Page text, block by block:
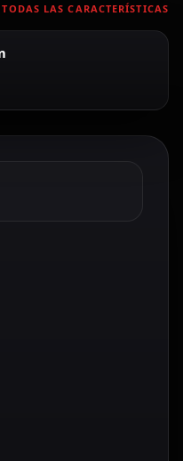
TODAS LAS CARACTERÍSTICAS